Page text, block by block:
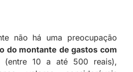
não há uma preocupação
do montante de gastos com
(entre 10 a até 500 reais),